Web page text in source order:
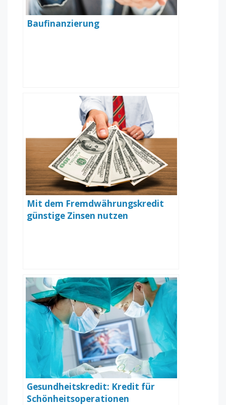
Baufinanzierung
Mit dem Fremdwährungskredit
günstige Zinsen nutzen
Gesundheitskredit: Kredit für
Schönheitsoperationen